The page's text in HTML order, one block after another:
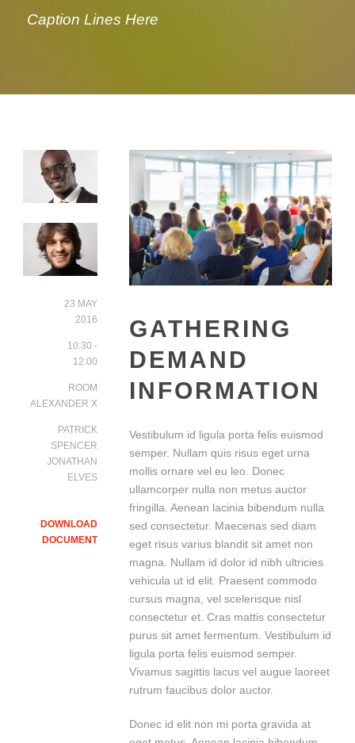
Caption Lines Here
23 MAY
2016
10:30 -
12:00
ROOM
ALEXANDER X
PATRICK
SPENCER
JONATHAN
ELVES
DOWNLOAD
DOCUMENT
GATHERING
DEMAND
INFORMATION
Vestibulum id ligula porta felis euismod
semper. Nullam quis risus eget urna
mollis ornare vel eu leo. Donec
ullamcorper nulla non metus auctor
fringilla. Aenean lacinia bibendum nulla
sed consectetur. Maecenas sed diam
eget risus varius blandit sit amet non
magna. Nullam id dolor id nibh ultricies
vehicula ut id elit. Praesent commodo
cursus magna, vel scelerisque nisl
consectetur et. Cras mattis consectetur
purus sit amet fermentum. Vestibulum id
ligula porta felis euismod semper.
Vivamus sagittis lacus vel augue laoreet
rutrum faucibus dolor auctor.
Donec id elit non mi porta gravida at